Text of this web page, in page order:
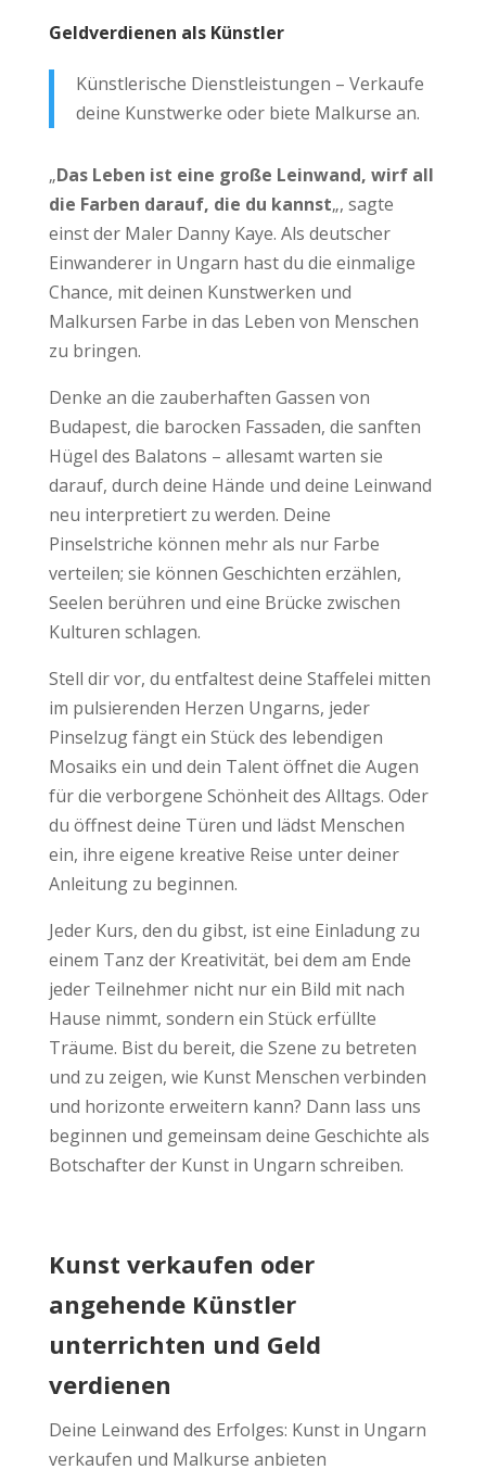
Geldverdienen als Künstler
Künstlerische Dienstleistungen – Verkaufe
deine Kunstwerke oder biete Malkurse an.
„Das Leben ist eine große Leinwand, wirf all
die Farben darauf, die du kannst„, sagte
einst der Maler Danny Kaye. Als deutscher
Einwanderer in Ungarn hast du die einmalige
Chance, mit deinen Kunstwerken und
Malkursen Farbe in das Leben von Menschen
zu bringen.
Denke an die zauberhaften Gassen von
Budapest, die barocken Fassaden, die sanften
Hügel des Balatons – allesamt warten sie
darauf, durch deine Hände und deine Leinwand
neu interpretiert zu werden. Deine
Pinselstriche können mehr als nur Farbe
verteilen; sie können Geschichten erzählen,
Seelen berühren und eine Brücke zwischen
Kulturen schlagen.
Stell dir vor, du entfaltest deine Staffelei mitten
im pulsierenden Herzen Ungarns, jeder
Pinselzug fängt ein Stück des lebendigen
Mosaiks ein und dein Talent öffnet die Augen
für die verborgene Schönheit des Alltags. Oder
du öffnest deine Türen und lädst Menschen
ein, ihre eigene kreative Reise unter deiner
Anleitung zu beginnen.
Jeder Kurs, den du gibst, ist eine Einladung zu
einem Tanz der Kreativität, bei dem am Ende
jeder Teilnehmer nicht nur ein Bild mit nach
Hause nimmt, sondern ein Stück erfüllte
Träume. Bist du bereit, die Szene zu betreten
und zu zeigen, wie Kunst Menschen verbinden
und horizonte erweitern kann? Dann lass uns
beginnen und gemeinsam deine Geschichte als
Botschafter der Kunst in Ungarn schreiben.
Kunst verkaufen oder
angehende Künstler
unterrichten und Geld
verdienen
Deine Leinwand des Erfolges: Kunst in Ungarn
verkaufen und Malkurse anbieten